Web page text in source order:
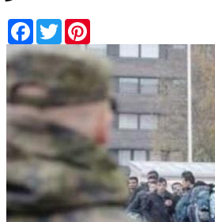
Facebook
Twitter